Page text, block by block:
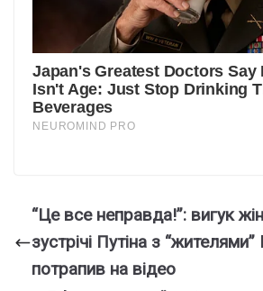
“Це все неправда!”: вигук
зустрічі Путіна з
потрапив на відео